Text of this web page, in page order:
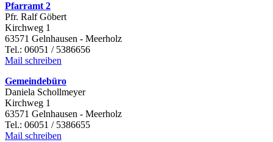
Pfarramt 2
Pfr. Ralf Göbert
Kirchweg 1
63571 Gelnhausen - Meerholz
Tel.: 06051 / 5386656
Mail schreiben
Gemeindebüro
Daniela Schollmeyer
Kirchweg 1
63571 Gelnhausen - Meerholz
Tel.: 06051 / 5386655
Mail schreiben